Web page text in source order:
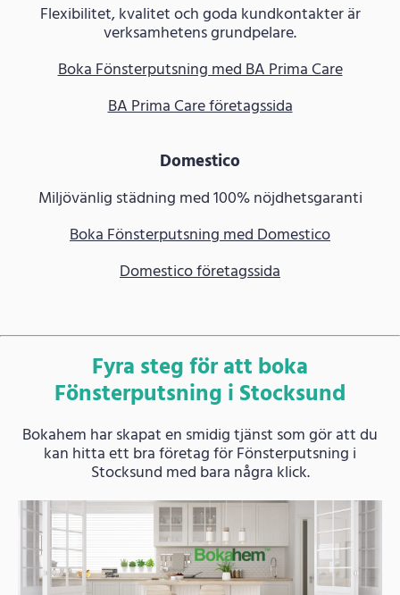
Flexibilitet, kvalitet och goda kundkontakter är
verksamhetens grundpelare.
Boka Fönsterputsning med BA Prima Care
BA Prima Care företagssida
Domestico
Miljövänlig städning med 100% nöjdhetsgaranti
Boka Fönsterputsning med Domestico
Domestico företagssida
Fyra steg för att boka
Fönsterputsning i Stocksund
Bokahem har skapat en smidig tjänst som gör att du
kan hitta ett bra företag för Fönsterputsning i
Stocksund med bara några klick.